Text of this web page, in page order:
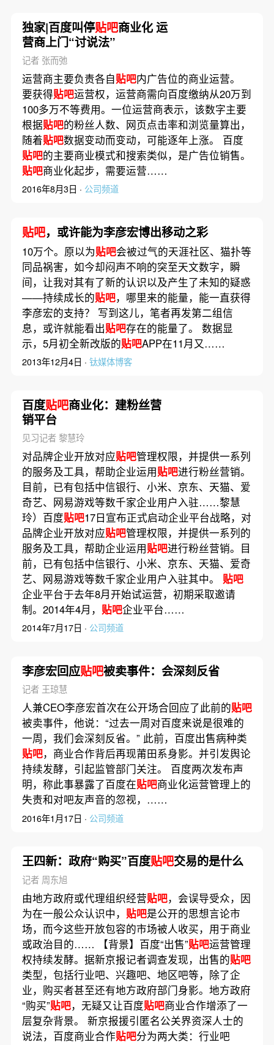
独家|百度叫停贴吧商业化 运
营商上门“讨说法”
记者 张而弛
运营商主要负责各自贴吧内广告位的商业运营。
要获得贴吧运营权，运营商需向百度缴纳从20万到
100多万不等费用。一位运营商表示，该数字主要
根据贴吧的粉丝人数、网页点击率和浏览量算出，
随着贴吧数据变动而变动，可能逐年上涨。 百度
贴吧的主要商业模式和搜索类似，是广告位销售。
贴吧商业化起步，需要运营……
2016年8月3日 · 公司频道
贴吧，或许能为李彦宏博出移动之彩
10万个。原以为贴吧会被过气的天涯社区、猫扑等
同品祸害，如今却闷声不响的突至天文数字，瞬
间，让我对其有了新的认识以及产生了未知的疑惑
——持续成长的贴吧，哪里来的能量，能一直获得
李彦宏的支持？ 写到这儿，笔者再发第二组信
息，或许就能看出贴吧存在的能量了。 数据显
示，5月初全新改版的贴吧APP在11月又……
2013年12月4日 · 钛媒体博客
百度贴吧商业化：建粉丝营
销平台
见习记者 黎慧玲
对品牌企业开放对应贴吧管理权限，并提供一系列
的服务及工具，帮助企业运用贴吧进行粉丝营销。
目前，已有包括中信银行、小米、京东、天猫、爱
奇艺、网易游戏等数千家企业用户入驻……黎慧
玲）百度贴吧17日宣布正式启动企业平台战略，对
品牌企业开放对应贴吧管理权限，并提供一系列的
服务及工具，帮助企业运用贴吧进行粉丝营销。目
前，已有包括中信银行、小米、京东、天猫、爱奇
艺、网易游戏等数千家企业用户入驻其中。 贴吧
企业平台于去年8月开始试运营，初期采取邀请
制。2014年4月， 贴吧企业平台……
2014年7月17日 · 公司频道
李彦宏回应贴吧被卖事件：会深刻反省
记者 王琼慧
人兼CEO李彦宏首次在公开场合回应了此前的贴吧
被卖事件，他说：“过去一周对百度来说是很难的
一周，我们会深刻反省。” 此前，百度出售病种类
贴吧，商业合作背后再现莆田系身影。并引发舆论
持续发酵，引起监管部门关注。 百度两次发布声
明，称此事暴露了百度在贴吧商业化运营管理上的
失责和对吧友声音的忽视，……
2016年1月17日 · 公司频道
王四新：政府“购买”百度贴吧交易的是什么
记者 周东旭
由地方政府或代理组织经营贴吧，会误导受众，因
为在一般公众认识中， 贴吧是公开的思想言论市
场，而今这些开放包容的市场被人收买，用于商业
或政治目的…… 【背景】百度“出售”贴吧运营管理
权持续发酵。据新京报记者调查发现，出售的贴吧
类型，包括行业吧、兴趣吧、地区吧等，除了企
业，购买者甚至还有地方政府部门身影。地方政府
“购买”贴吧，无疑又让百度贴吧商业合作增添了一
层复杂背景。 新京报援引匿名公关界资深人士的
说法，百度商业合作贴吧分为两大类：行业吧